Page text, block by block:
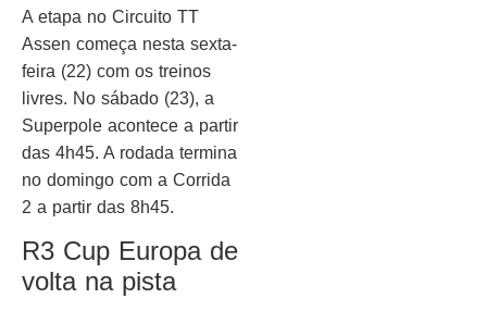
A etapa no Circuito TT
Assen começa nesta sexta-
feira (22) com os treinos
livres. No sábado (23), a
Superpole acontece a partir
das 4h45. A rodada termina
no domingo com a Corrida
2 a partir das 8h45.
R3 Cup Europa de
volta na pista